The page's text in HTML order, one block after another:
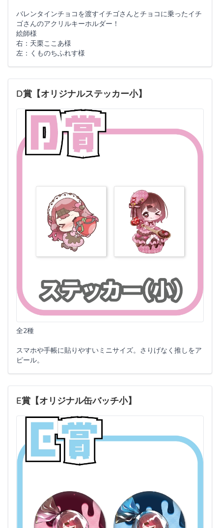
バレンタインチョコを渡すイチゴさんとチョコに乗ったイチ
ゴさんのアクリルキーホルダー！
絵師様
右：天栗ここあ様
左：くものちふれす様
D賞【オリジナルステッカー小】
全2種
スマホや手帳に貼りやすいミニサイズ。さりげなく推しをア
ピール。
E賞【オリジナル缶バッチ小】